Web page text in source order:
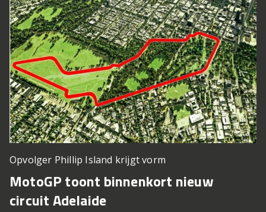
Opvolger Phillip Island krijgt vorm
MotoGP toont binnenkort nieuw
circuit Adelaide